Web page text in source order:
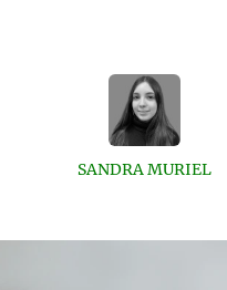
SANDRA MURIEL